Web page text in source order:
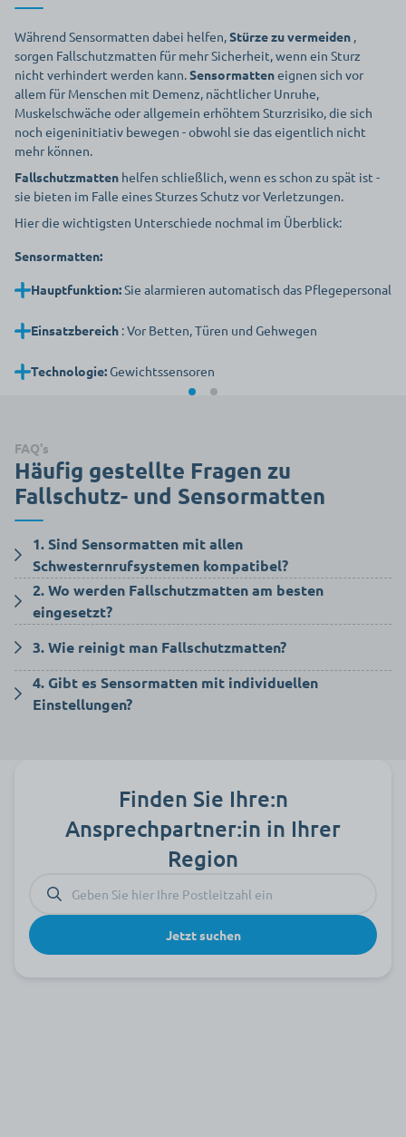
Während Sensormatten dabei helfen,Stürze zu vermeiden ,
sorgen Fallschutzmatten für mehr Sicherheit, wenn ein Sturz
nicht verhindert werden kann.Sensormatteneignen sich vor
allem für Menschen mit Demenz, nächtlicher Unruhe,
Muskelschwäche oder allgemein erhöhtem Sturzrisiko, die sich
noch eigeninitiativ bewegen - obwohl sie das eigentlich nicht
mehr können.
Fallschutzmatten helfen schließlich, wenn es schon zu spät ist -
sie bieten im Falle eines Sturzes Schutz vor Verletzungen.
Hier die wichtigsten Unterschiede nochmal im Überblick:
Sensormatten:
Hauptfunktion:Sie alarmieren automatisch das Pflegepersonal
Einsatzbereich : Vor Betten, Türen und Gehwegen
Technologie: Gewichtssensoren
FAQ's
Häufig gestellte Fragen zu
Fallschutz- und Sensormatten
1. Sind Sensormatten mit allen
Schwesternrufsystemen kompatibel?
Viele Sensormatten lassen sich mit gängigen
Schwesternrufsystemen verbinden. Vor dem Kauf sollte geprüft
2. Wo werden Fallschutzmatten am besten
eingesetzt?
Fallschutzmatten eignen sich besonders für Bereiche neben
Betten, in Bädern und in Fluren, in denen das Sturzrisiko
besonders hoch ist.
3. Wie reinigt man Fallschutzmatten?
Die meisten Modelle bestehen aus pflegeleichtem Material und
können mit Desinfektionsmitteln gereinigt werden. Einige
4. Gibt es Sensormatten mit individuellen
Einstellungen?
Finden Sie Ihre:n
Ansprechpartner:in in Ihrer
Region
Jetzt suchen